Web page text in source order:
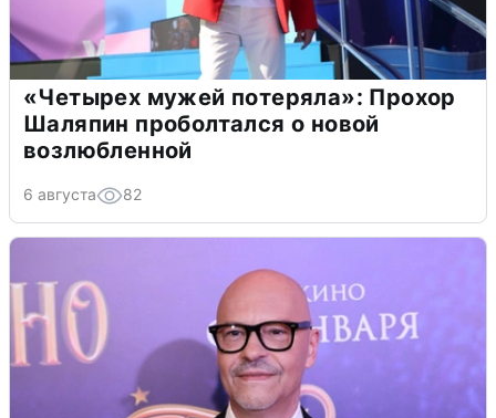
«Четырех мужей потеряла»: Прохор
Шаляпин проболтался о новой
возлюбленной
6 августа 82